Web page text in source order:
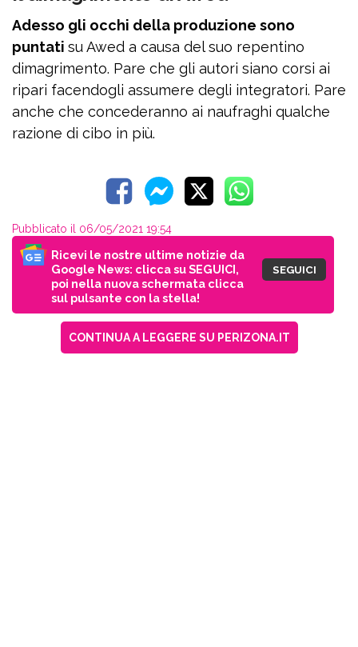
Adesso gli occhi della produzione sono
puntati su Awed a causa del suo repentino
dimagrimento. Pare che gli autori siano corsi ai
ripari facendogli assumere degli integratori. Pare
anche che concederanno ai naufraghi qualche
razione di cibo in più.
Pubblicato il 06/05/2021 19:54
Ricevi le nostre ultime notizie da
Google News: clicca su SEGUICI,
poi nella nuova schermata clicca
sul pulsante con la stella!
SEGUICI
CONTINUA A LEGGERE SU PERIZONA.IT